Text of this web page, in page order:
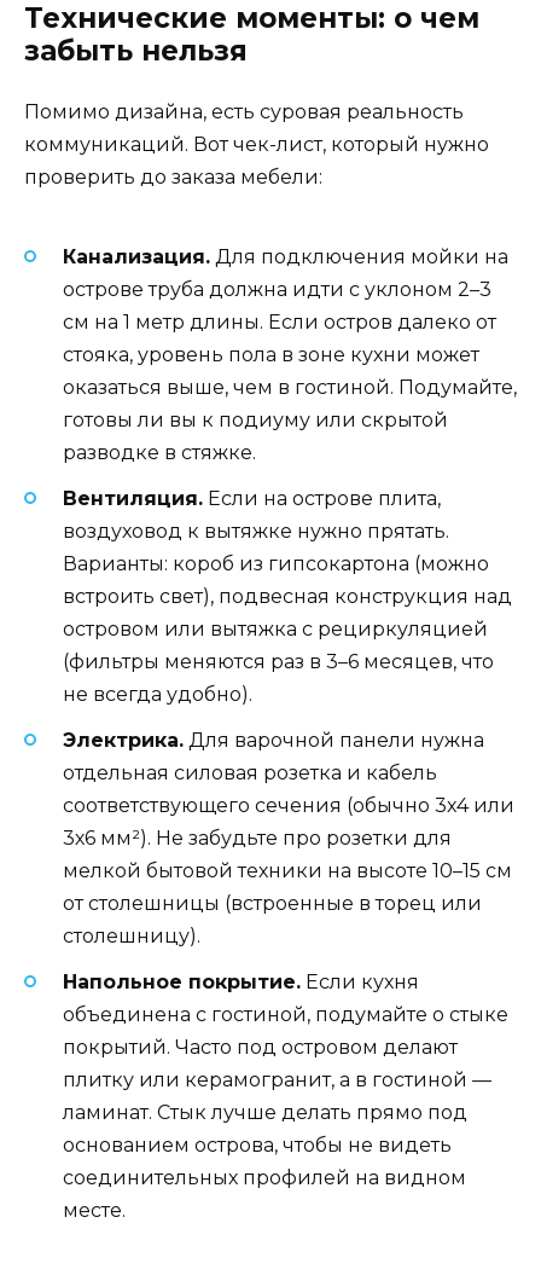
Технические моменты: о чем
забыть нельзя
Помимо дизайна, есть суровая реальность
коммуникаций. Вот чек-лист, который нужно
проверить до заказа мебели:
Канализация. Для подключения мойки на
острове труба должна идти с уклоном 2–3
см на 1 метр длины. Если остров далеко от
стояка, уровень пола в зоне кухни может
оказаться выше, чем в гостиной. Подумайте,
готовы ли вы к подиуму или скрытой
разводке в стяжке.
Вентиляция. Если на острове плита,
воздуховод к вытяжке нужно прятать.
Варианты: короб из гипсокартона (можно
встроить свет), подвесная конструкция над
островом или вытяжка с рециркуляцией
(фильтры меняются раз в 3–6 месяцев, что
не всегда удобно).
Электрика. Для варочной панели нужна
отдельная силовая розетка и кабель
соответствующего сечения (обычно 3х4 или
3х6 мм²). Не забудьте про розетки для
мелкой бытовой техники на высоте 10–15 см
от столешницы (встроенные в торец или
столешницу).
Напольное покрытие. Если кухня
объединена с гостиной, подумайте о стыке
покрытий. Часто под островом делают
плитку или керамогранит, а в гостиной —
ламинат. Стык лучше делать прямо под
основанием острова, чтобы не видеть
соединительных профилей на видном
месте.